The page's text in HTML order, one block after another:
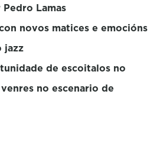
Lamas
novos matices e emocións
jazz
de escoitalos no
no escenario de